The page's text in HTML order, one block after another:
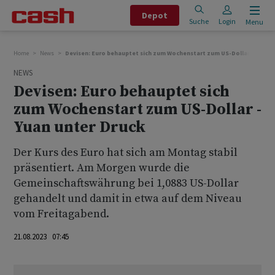
Depot
Suche Login Menu
Home News Devisen: Euro behauptet sich zum Wochenstart zum US-Dollar - Yuan
NEWS
Devisen: Euro behauptet sich
zum Wochenstart zum US-Dollar -
Yuan unter Druck
Der Kurs des Euro hat sich am Montag stabil
präsentiert. Am Morgen wurde die
Gemeinschaftswährung bei 1,0883 US-Dollar
gehandelt und damit in etwa auf dem Niveau
vom Freitagabend.
21.08.2023 07:45